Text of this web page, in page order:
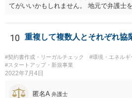
てがいいかもしれません。 地元で弁護士
10 重複して複数人とそれぞれ協
#契約書作成・リーガルチェック
#環境・エネルギ
#スタートアップ・新規事業
2022年7月4日
匿名A 弁護士